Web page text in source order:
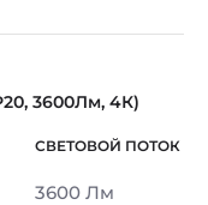
3600Лм, 4К)
3600 Лм